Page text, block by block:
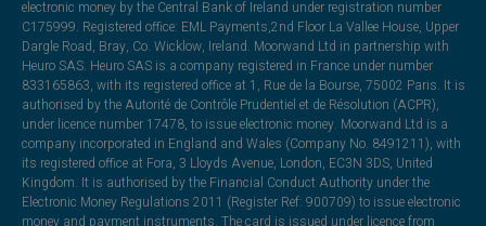
electronic money by the Central Bank of Ireland under registration number
C175999. Registered office: EML Payments,2nd Floor La Vallee House, Upper
Dargle Road, Bray, Co. Wicklow, Ireland. Moorwand Ltd in partnership with
Heuro SAS. Heuro SAS is a company registered in France under number
833165863, with its registered office at 1, Rue de la Bourse, 75002 Paris. It is
authorised by the Autorité de Contrôle Prudentiel et de Résolution (ACPR),
under licence number 17478, to issue electronic money. Moorwand Ltd is a
company incorporated in England and Wales (Company No. 8491211), with
its registered office at Fora, 3 Lloyds Avenue, London, EC3N 3DS, United
Kingdom. It is authorised by the Financial Conduct Authority under the
Electronic Money Regulations 2011 (Register Ref: 900709) to issue electronic
money and payment instruments. The card is issued under licence from